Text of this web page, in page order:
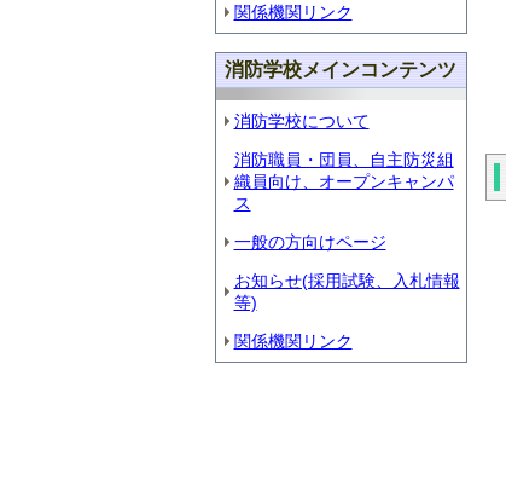
関係機関リンク
消防学校メインコンテンツ
消防学校について
消防職員・団員、自主防災組
織員向け、オープンキャンパ
ス
一般の方向けページ
お知らせ(採用試験、入札情報
等)
関係機関リンク